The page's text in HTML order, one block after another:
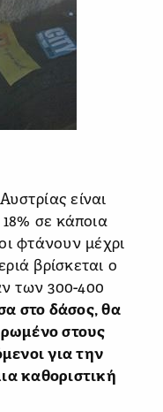
είναι
σε κάποια
φτάνουν μέχρι
βρίσκεται ο
των 300-400
στο δάσος, θα
στους
για την
καθοριστική